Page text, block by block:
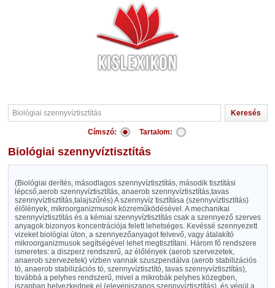
Címszó: Tartalom:
Biológiai szennyvíztisztítás
(Biológiai derítés, másodlagos szennyvíztisztítás, második tisztítási
lépcső,aerob szennyvíztisztítás, anaerob szennyvíztisztítás,tavas
szennyvíztisztítás,talajszűrés) A szennyvíz tisztítása (szennyvíztisztítás)
élőlények, mikroorganizmusok közreműködésével. A mechanikai
szennyvíztisztítás és a kémiai szennyvíztisztítás csak a szennyező szerves
anyagok bizonyos koncentrációja felett lehetséges. Kevéssé szennyezett
vizeket biológiai úton, a szennyezőanyagot felvevő, vagy átalakító
mikroorganizmusok segítségével lehet megtisztítani. Három fő rendszere
ismeretes: a diszperz rendszerű, az élőlények (aerob szervezetek,
anaerob szervezetek) vízben vannak szuszpendálva (aerob stabilizációs
tó, anaerob stabilizációs tó, szennyvíztisztító, tavas szennyvíztisztítás),
továbbá a pelyhes rendszerű, mivel a mikrobák pelyhes közegben,
iszapban helyezkednek el (eleveniszapos szennyvíztisztítás), és végül a